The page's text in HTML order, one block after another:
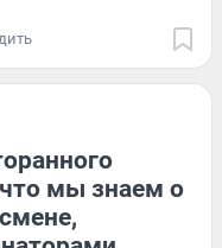
мы знаем о